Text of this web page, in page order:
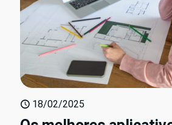
18/02/2025